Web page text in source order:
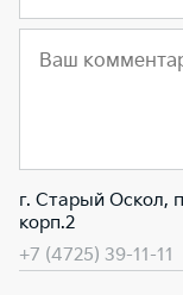
г. Старый Оскол,
корп.2
+7 (4725) 39-11-11